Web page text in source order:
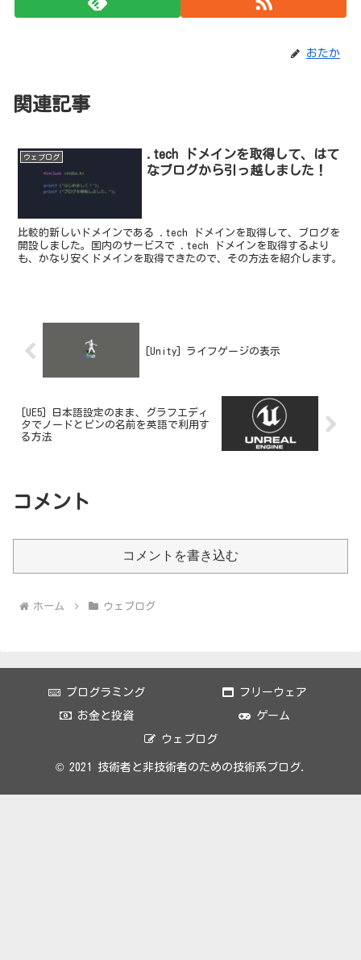
おたか
関連記事
ウェブログ
.tech ドメインを取得して、はて
なブログから引っ越しました！
比較的新しいドメインである .tech ドメインを取得して、ブログを
開設しました。国内のサービスで .tech ドメインを取得するより
も、かなり安くドメインを取得できたので、その方法を紹介します。
[Unity] ライフゲージの表示
[UE5] 日本語設定のまま、グラフエディ
タでノードとピンの名前を英語で利用す
る方法
コメント
コメントを書き込む
ホーム ウェブログ
プログラミング フリーウェア
お金と投資 ゲーム
ウェブログ
© 2021 技術者と非技術者のための技術系ブログ.